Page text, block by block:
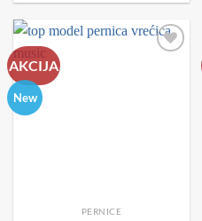
AKCIJA
New
PERNICE